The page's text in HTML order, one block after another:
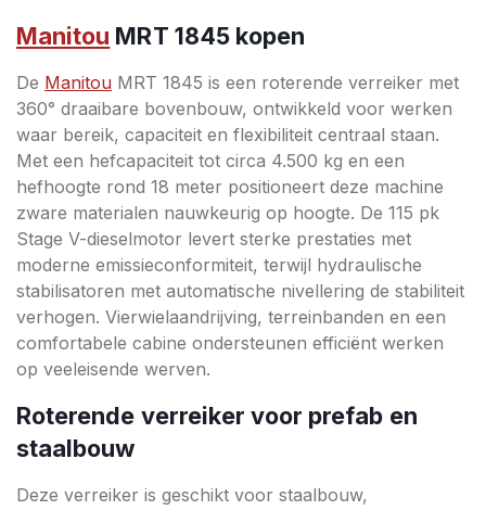
Manitou MRT 1845 kopen
De Manitou MRT 1845 is een roterende verreiker met
360° draaibare bovenbouw, ontwikkeld voor werken
waar bereik, capaciteit en flexibiliteit centraal staan.
Met een hefcapaciteit tot circa 4.500 kg en een
hefhoogte rond 18 meter positioneert deze machine
zware materialen nauwkeurig op hoogte. De 115 pk
Stage V-dieselmotor levert sterke prestaties met
moderne emissieconformiteit, terwijl hydraulische
stabilisatoren met automatische nivellering de stabiliteit
verhogen. Vierwielaandrijving, terreinbanden en een
comfortabele cabine ondersteunen efficiënt werken
op veeleisende werven.
Roterende verreiker voor prefab en
staalbouw
Deze verreiker is geschikt voor staalbouw,